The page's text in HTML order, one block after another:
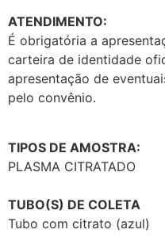
ATENDIMENTO:
É obrigatória a
carteira de identidade
apresentação de
pelo convênio.
TIPOS DE AMOSTRA:
PLASMA CITRATADO
TUBO(S) DE COLETA
Tubo com citrato (azul)